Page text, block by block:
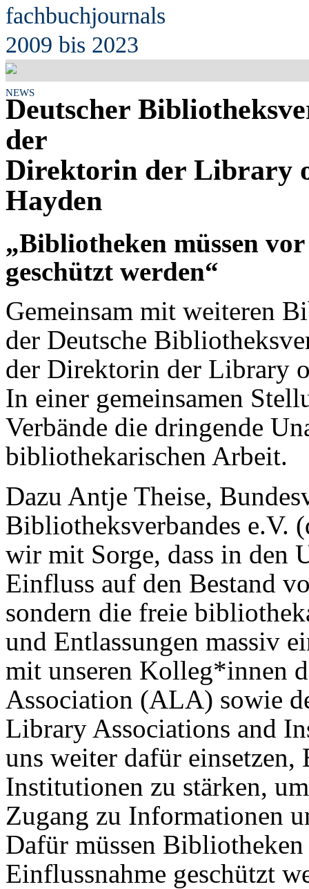
fachbuchjournals
2009 bis 2023
NEWS
Deutscher
der
Direktorin der Library
Hayden
„Bibliotheken müssen
geschützt werden“
Gemeinsam mit weiteren
der Deutsche
der Direktorin der Library
In einer gemeinsamen
Verbände die dringende
bibliothekarischen Arbeit.
Dazu Antje Theise,
Bibliotheksverbandes e.V.
wir mit Sorge, dass in den
Einfluss auf den Bestand
sondern die freie
und Entlassungen massiv
mit unseren Kolleg*innen
Association (ALA) sowie
Library Associations and
uns weiter dafür
Institutionen zu stärken,
Zugang zu Informationen
Dafür müssen
Einflussnahme geschützt